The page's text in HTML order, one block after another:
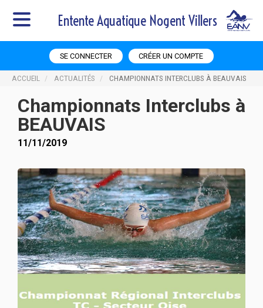
Entente Aquatique Nogent Villers
SE CONNECTER CRÉER UN COMPTE
ACCUEIL ACTUALITÉS CHAMPIONNATS INTERCLUBS À BEAUVAIS
Championnats Interclubs à
BEAUVAIS
11/11/2019